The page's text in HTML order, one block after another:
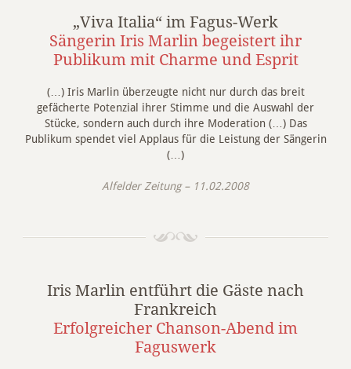
„Viva Italia“ im Fagus-Werk
Sängerin Iris Marlin begeistert ihr
Publikum mit Charme und Esprit
(…) Iris Marlin überzeugte nicht nur durch das breit
gefächerte Potenzial ihrer Stimme und die Auswahl der
Stücke, sondern auch durch ihre Moderation (…) Das
Publikum spendet viel Applaus für die Leistung der Sängerin
(…)
Alfelder Zeitung – 11.02.2008
Iris Marlin entführt die Gäste nach
Frankreich
Erfolgreicher Chanson-Abend im
Faguswerk